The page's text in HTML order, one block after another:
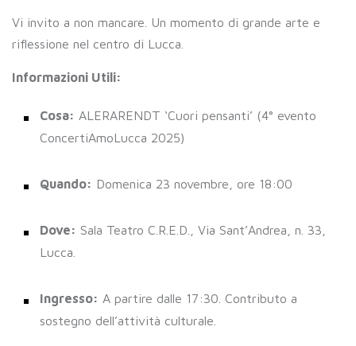
Vi invito a non mancare. Un momento di grande arte e
riflessione nel centro di Lucca.
Informazioni Utili:
Cosa: ALERARENDT ‘Cuori pensanti’ (4° evento
ConcertiAmoLucca 2025)
Quando: Domenica 23 novembre, ore 18:00
Dove: Sala Teatro C.R.E.D., Via Sant’Andrea, n. 33,
Lucca.
Ingresso: A partire dalle 17:30. Contributo a
sostegno dell’attività culturale.